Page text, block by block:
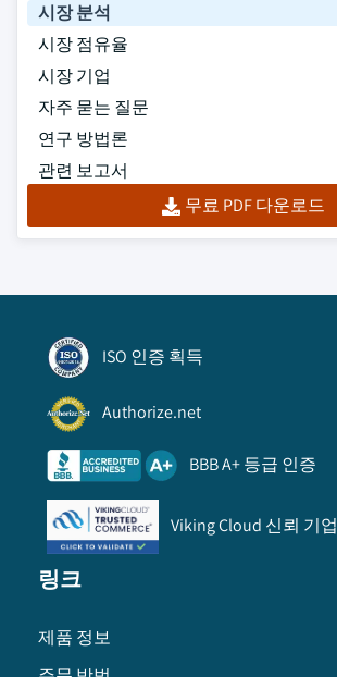
시장 분석
시장 점유율
시장 기업
자주 묻는 질문
연구 방법론
관련 보고서
무료 PDF 다운로드
ISO 인증 획득
Authorize.net
BBB A+ 등급 인증
Viking Cloud 신뢰 기업
링크
제품 정보